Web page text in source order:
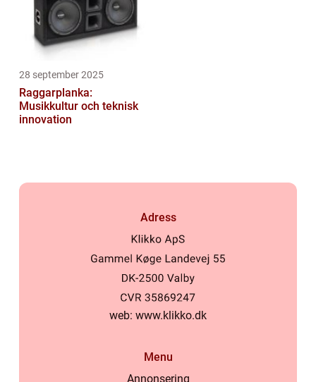
28 september 2025
Raggarplanka:
Musikkultur och teknisk
innovation
Adress
web: www.klikko.dk
Menu
Annonsering